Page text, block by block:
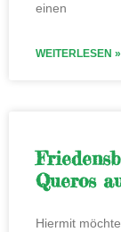
einen
WEITERLESEN »
Queros
Hiermit